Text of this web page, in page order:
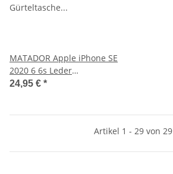
MATADOR Apple iPhone SE
2020 6 6s Leder
Gürteltasche Vertikal
24,95 € *
Artikel 1 - 29 von 29